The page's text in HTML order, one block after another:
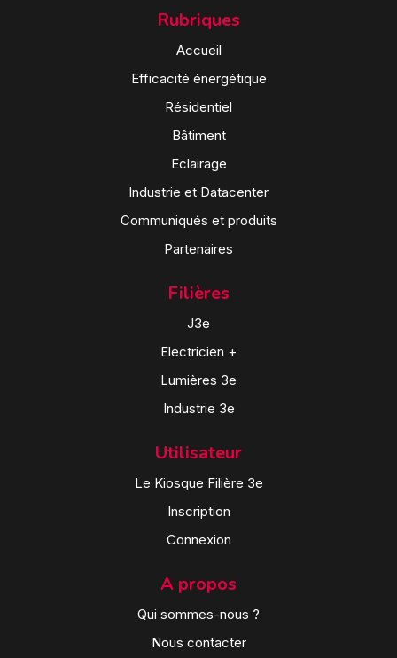
Rubriques
Accueil
Efficacité énergétique
Résidentiel
Bâtiment
Eclairage
Industrie et Datacenter
Communiqués et produits
Partenaires
Filières
J3e
Electricien +
Lumières 3e
Industrie 3e
Utilisateur
Le Kiosque Filière 3e
Inscription
Connexion
A propos
Qui sommes-nous ?
Nous contacter